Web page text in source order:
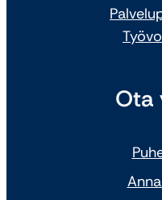
Ota